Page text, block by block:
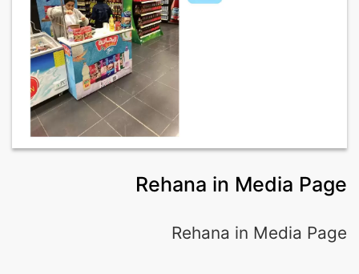
Rehana in Media Page
Rehana in Media Page